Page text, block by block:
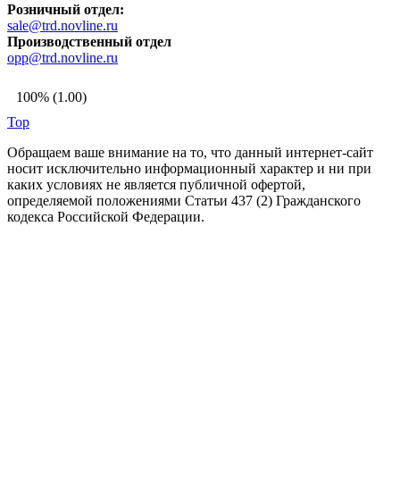
Розничный отдел:
sale@trd.novline.ru
Производственный отдел
opp@trd.novline.ru
100% (1.00)
Top
Обращаем ваше внимание на то, что данный интернет-сайт
носит исключительно информационный характер и ни при
каких условиях не является публичной офертой,
определяемой положениями Статьи 437 (2) Гражданского
кодекса Российской Федерации.